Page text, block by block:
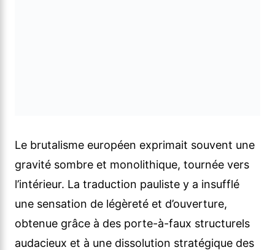
Le brutalisme européen exprimait souvent une
gravité sombre et monolithique, tournée vers
l’intérieur. La traduction pauliste y a insufflé
une sensation de légèreté et d’ouverture,
obtenue grâce à des porte-à-faux structurels
audacieux et à une dissolution stratégique des